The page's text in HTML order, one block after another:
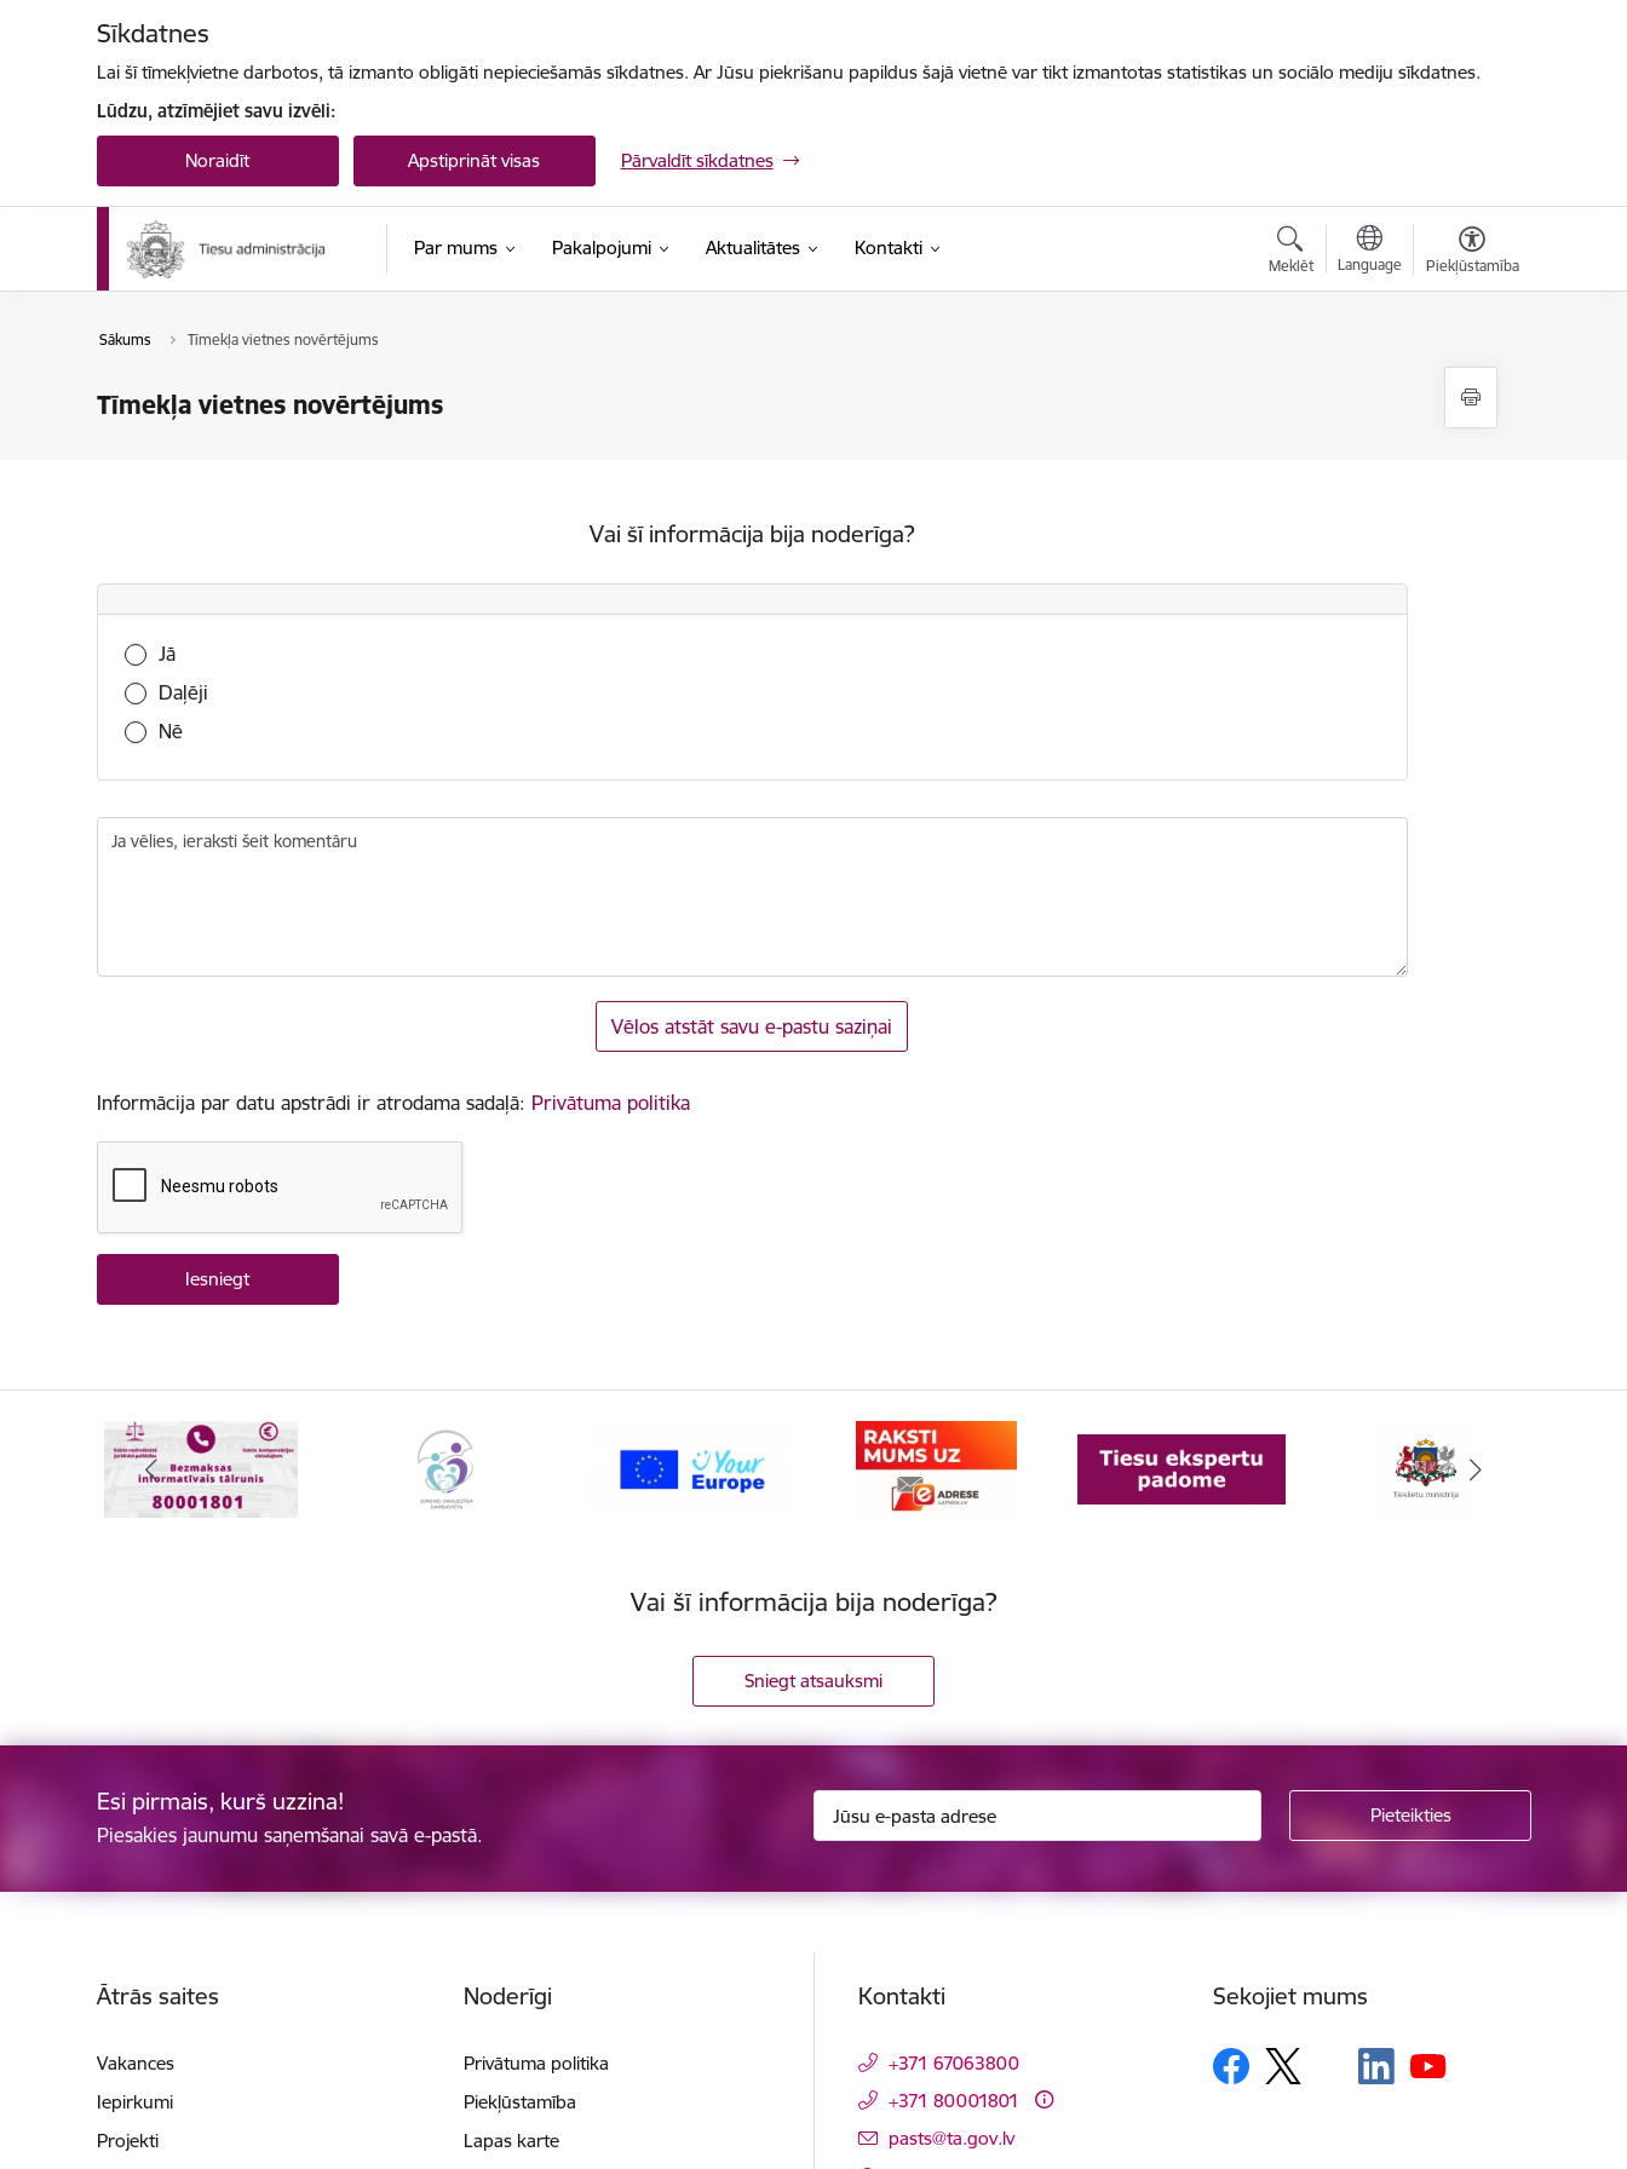
Sīkdatnes
Lai šī tīmekļvietne darbotos, tā izmanto obligāti nepieciešamās sīkdatnes. Ar Jūsu piekrišanu papildus šajā vietnē var tikt izmantotas statistikas un sociālo mediju sīkdatnes.
Lūdzu, atzīmējiet savu izvēli:
Noraidīt Apstiprināt visas Pārvaldīt sīkdatnes
Par mums Pakalpojumi Aktualitātes Kontakti
Meklēt Language Piekļūstamība
Sākums Tīmekļa vietnes novērtējums
Tīmekļa vietnes novērtējums
Vai šī informācija bija noderīga?
Vai šī informācija bija noderīga?
Jā
Daļēji
Nē
Ja vēlies, ieraksti šeit komentāru
Vēlos atstāt savu e-pastu saziņai
Informācija par datu apstrādi ir atrodama sadaļā: Privātuma politika
Vai šī informācija bija noderīga?
Sniegt atsauksmi
Esi pirmais, kurš uzzina!
Piesakies jaunumu saņemšanai savā e-pastā.
Ātrās saites
Vakances
Iepirkumi
Projekti
Noderīgi
Privātuma politika
Piekļūstamība
Lapas karte
Kontakti
+371 67063800
+371 80001801
E-pasts:
pasts@ta.gov.lv
Sekojiet mums